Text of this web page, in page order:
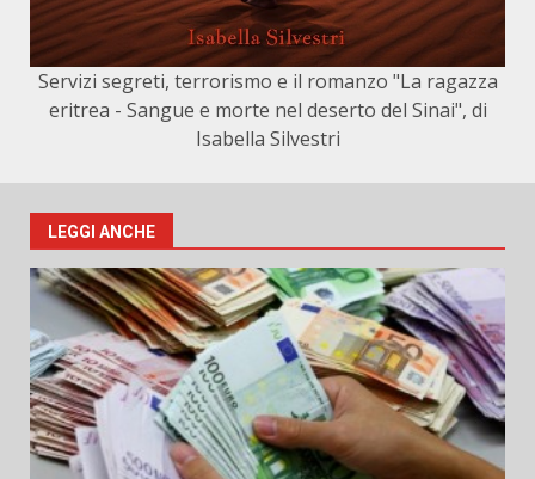
Servizi segreti, terrorismo e il romanzo "La ragazza
eritrea - Sangue e morte nel deserto del Sinai", di
Isabella Silvestri
LEGGI ANCHE